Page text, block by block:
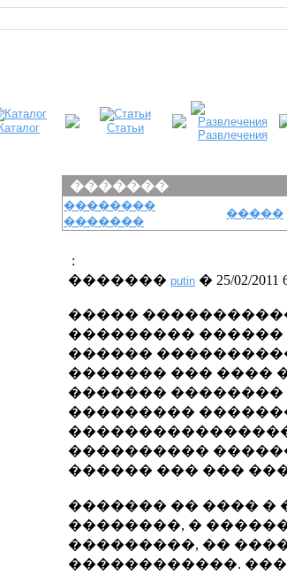
Каталог Статьи
Развлечения
�������
��������
�������
�����
:
������� putin � 25/02/2011
�����
���������
������
������� ��� ����
�������
���������
����������
������ ��� ���
������� �� ���� �
��������, �
���������, ��
������������.